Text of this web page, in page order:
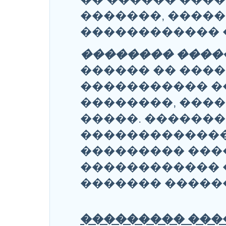
�������,
������������
��������
������ ��
�����������
��������,
�����.
���������
������������
�������
���������